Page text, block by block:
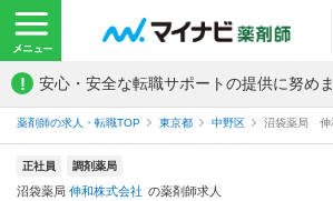
! 安心・安全な転職サポートの提供に努めま
薬剤師の求人・転職TOP 東京都 中野区 沼袋薬局 伸
正社員 調剤薬局
沼袋薬局 伸和株式会社 の薬剤師求人